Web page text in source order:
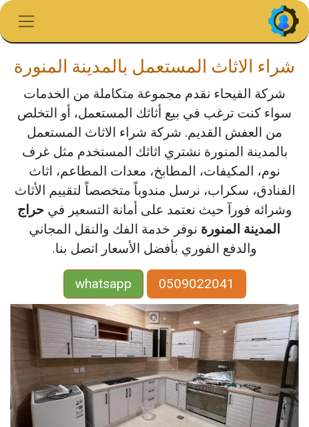
تخطي للذهاب إلى المحتوى
شراء الاثاث المستعمل بالمدينة المنورة
شركة الفيحاء نقدم مجموعة متكاملة من الخدمات
سواء كنت ترغب في بيع أثاثك المستعمل، أو التخلص
من العفش القديم. شركة شراء الاثاث المستعمل
بالمدينة المنورة نشتري اثاثك المستخدم مثل غرف
نوم، المكيفات، المطابخ، معدات المطاعم، اثاث
الفنادق، سكراب، نرسل مندوباً متخصصاً لتقييم الأثاث
وشرائه فورآ حيث نعتمد على أمانة التسعير في حراج
المدينة المنورة نوفر خدمة الفك والنقل المجاني
والدفع الفوري بأفضل الأسعار اتصل بنا.
0509022041
whatsapp